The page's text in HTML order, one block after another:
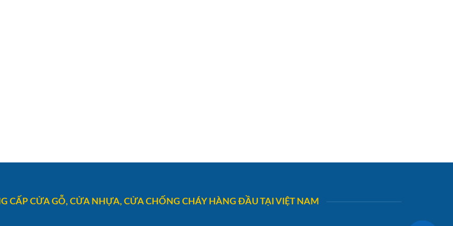
CẤP CỬA GỖ, CỬA NHỰA, CỬA CHỐNG CHÁY HÀNG ĐẦU TẠI VIỆT NAM